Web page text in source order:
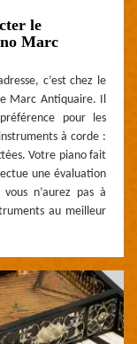
le
Marc
c’est chez le
Marc Antiquaire. Il
pour les
à corde :
Votre piano fait
une évaluation
n’aurez pas à
au meilleur